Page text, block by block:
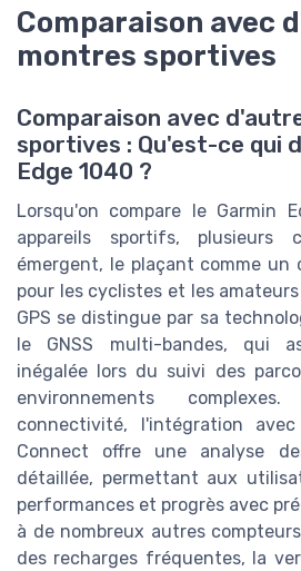
Comparaison avec
montres sportives
Comparaison avec
sportives : Qu'est-ce qui
Edge 1040 ?
Lorsqu'on compare le Garmin
appareils sportifs, plusieurs
émergent, le plaçant comme un
pour les cyclistes et les
GPS se distingue par sa
le GNSS multi-bandes, qui
inégalée lors du suivi des
environnements
connectivité, l'intégration avec
Connect offre une analyse
détaillée, permettant aux
performances et progrès avec
à de nombreux autres
des recharges fréquentes, la